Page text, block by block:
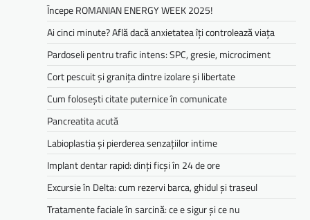
Începe ROMANIAN ENERGY WEEK 2025!
Ai cinci minute? Află dacă anxietatea îți controlează viața
Pardoseli pentru trafic intens: SPC, gresie, microciment
Cort pescuit și granița dintre izolare și libertate
Cum folosești citate puternice în comunicate
Pancreatita acută
Labioplastia și pierderea senzațiilor intime
Implant dentar rapid: dinți ficși în 24 de ore
Excursie în Delta: cum rezervi barca, ghidul și traseul
Tratamente faciale în sarcină: ce e sigur și ce nu